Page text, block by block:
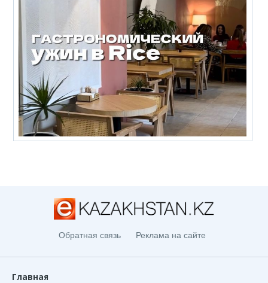
Обратная связь Реклама на сайте
Главная